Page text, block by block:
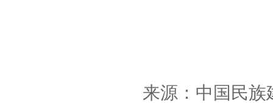
来源：中国民族